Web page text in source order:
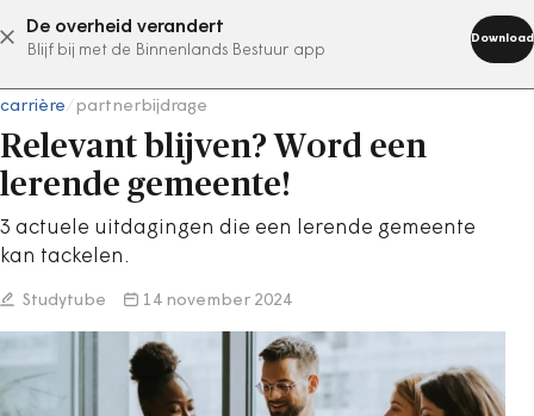
De overheid verandert
Blijf bij met de Binnenlands Bestuur app
Download
abonneer nu
carrière partnerbijdrage
Relevant blijven? Word een
lerende gemeente!
3 actuele uitdagingen die een lerende gemeente
kan tackelen.
Studytube 14 november 2024